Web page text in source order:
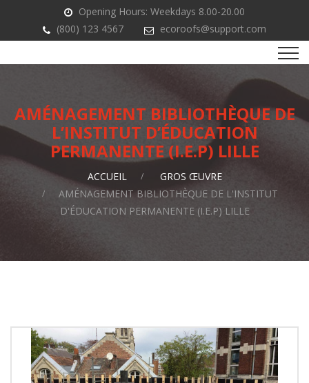
Opening Hours: Weekdays 8.00-20.00
(800) 123 4567
ecoroofs@support.com
AMÉNAGEMENT BIBLIOTHÈQUE DE
L’INSTITUT D’ÉDUCATION
PERMANENTE (I.E.P) LILLE
ACCUEIL
GROS ŒUVRE
AMÉNAGEMENT BIBLIOTHÈQUE DE L'INSTITUT
D'ÉDUCATION PERMANENTE (I.E.P) LILLE